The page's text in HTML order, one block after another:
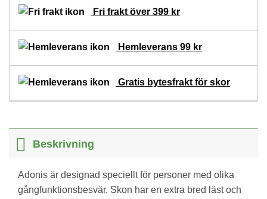
Fri frakt över 399 kr
Hemleverans 99 kr
Gratis bytesfrakt för skor
Beskrivning
Adonis är designad speciellt för personer med olika
gångfunktionsbesvär. Skon har en extra bred läst och